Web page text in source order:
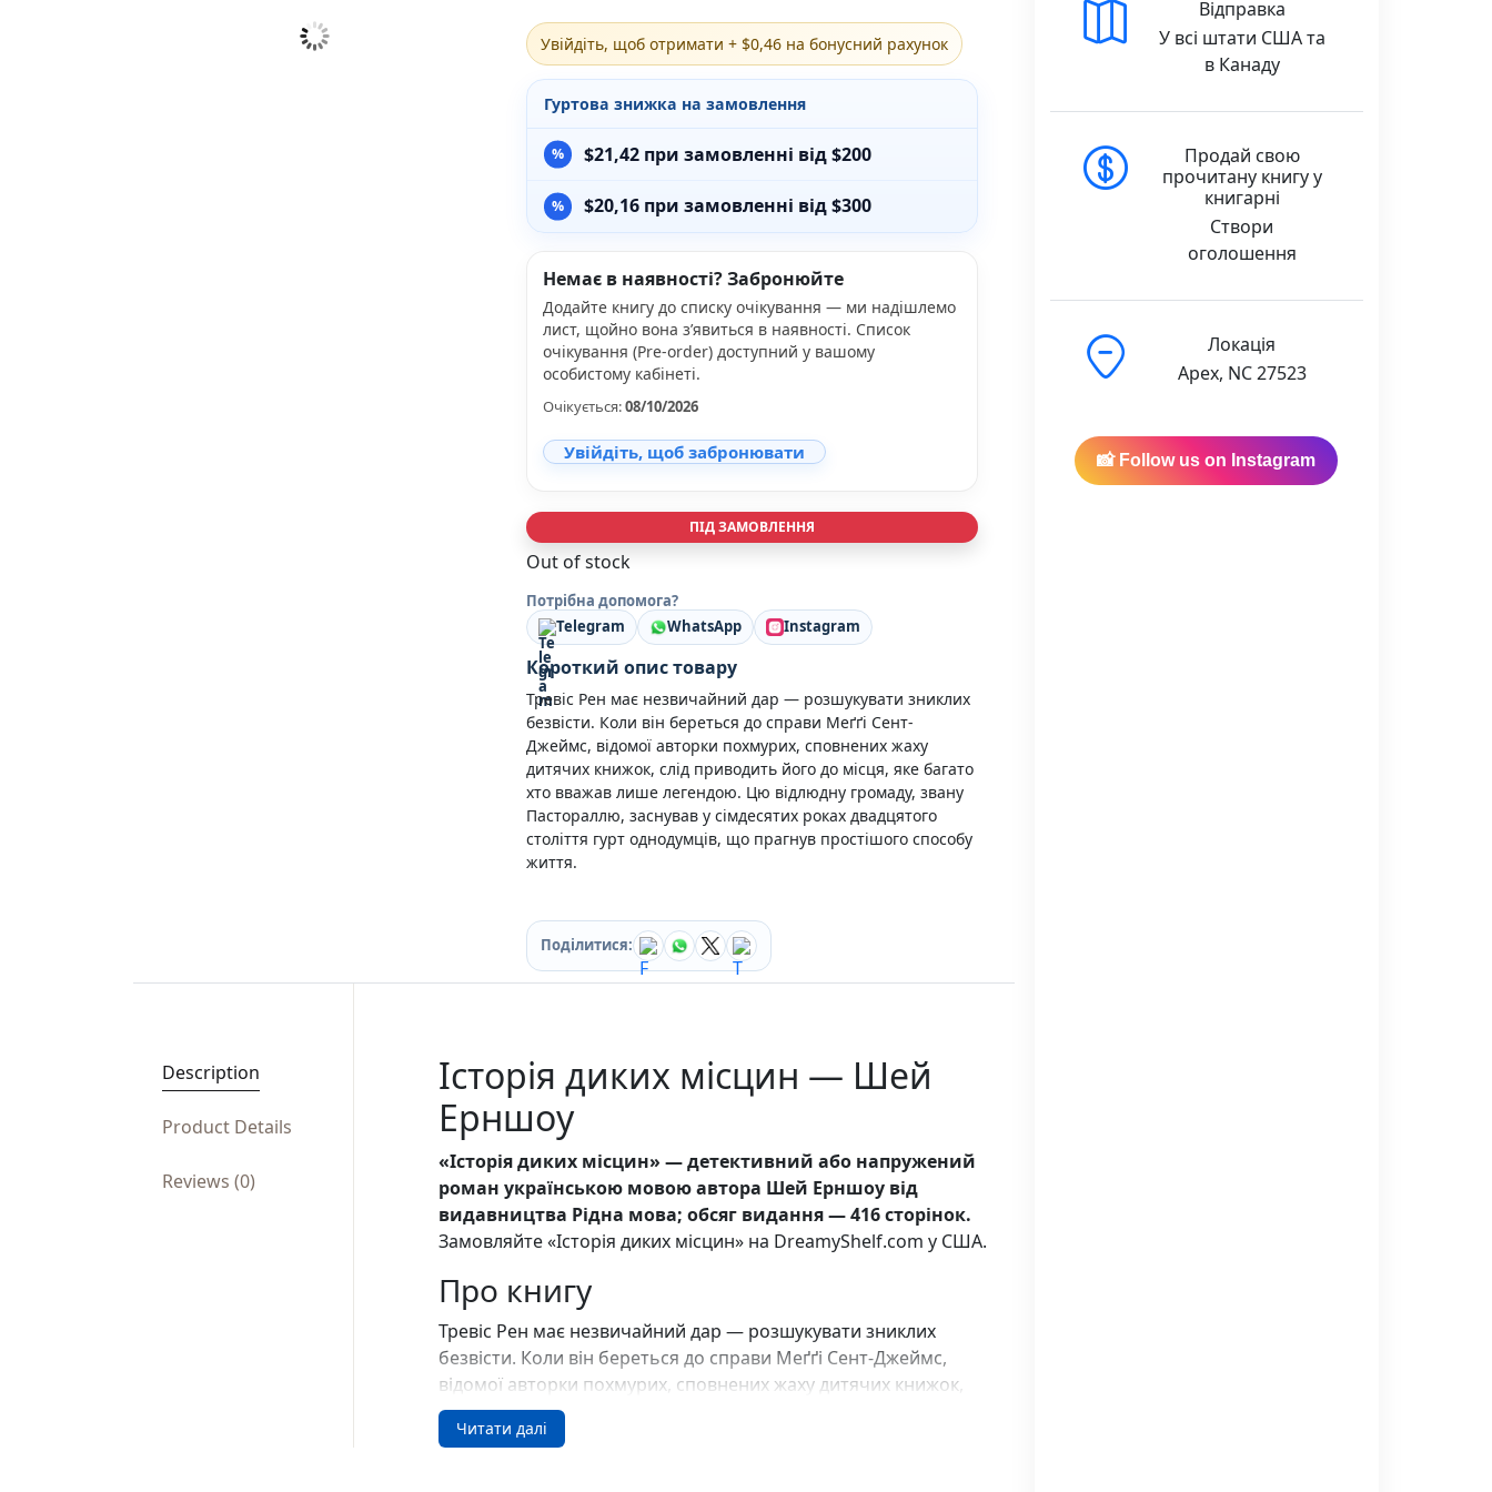
Різдвяно-зимові
На День Валентина
Книги для дорослих
Українська класика
Світова класика
Проза
Поезія та драматургія
Романи
Фантастика та фентезі
Жахи та трилери
Саморозвиток, мотивація, філософія
Бізнес Менеджмент Фінанси
Історія Наука Політологія
Батьківство та виховання
Книги про Україну
Біографічні твори
Біблії
Кулінарія
Ігри для дорослих
Зарубіжні письменники
Книги для дітей
Картонні книги для найменших
Віммельбухи
Казки Вірші Оповідання
Книги з наліпками
Вчимося читати
Прописи для дітей
Багаторазові прописи / Книги на липучках
Книги для першого читання
Самостійне читання (6+)
Книги для читання 10+
Навчальні книги
Розвивальні та пізнавальні книги
Книги про Україну
Пазли
Каталог авторів
Love story mood: підбірка книжок для неї
Подарунок для нього
Біографії що надихають
Історії сильних жінок
Розпродаж пошкоджених книг
Вживані книги
Подарункові книги
Сучасна українська проза
Увійдіть, щоб отримати + $0,46 на бонусний рахунок
Гуртова знижка на замовлення
$21,42при замовленні від $200
$20,16при замовленні від $300
Немає в наявності? Забронюйте
Додайте книгу до списку очікування — ми надішлемо
лист, щойно вона з’явиться в наявності. Список
очікування (Pre-order) доступний у вашому
особистому кабінеті.
Очікується:08/10/2026
Увійдіть, щоб забронювати
ПІД ЗАМОВЛЕННЯ
Out of stock
Потрібна допомога?
Telegram
WhatsApp Instagram
Короткий опис товару
Тревіс Рен має незвичайний дар — розшукувати зниклих
безвісти. Коли він береться до справи Меґґі Сент-
Джеймс, відомої авторки похмурих, сповнених жаху
дитячих книжок, слід приводить його до місця, яке багато
хто вважав лише легендою. Цю відлюдну громаду, звану
Пастораллю, заснував у сімдесятих роках двадцятого
століття гурт однодумців, що прагнув простішого способу
життя.
Поділитися:
Description
Product Details
Reviews (0)
Історія диких місцин — Шей
Ерншоу
«Історія диких місцин» — детективний або напружений
роман українською мовою автора Шей Ерншоу від
видавництва Рідна мова; обсяг видання — 416 сторінок.
Замовляйте «Історія диких місцин» на DreamyShelf.com у США.
Про книгу
Тревіс Рен має незвичайний дар — розшукувати зниклих
безвісти. Коли він береться до справи Меґґі Сент-Джеймс,
відомої авторки похмурих, сповнених жаху дитячих книжок,
слід приводить його до місця, яке багато хто вважав лише
легендою. Цю відлюдну громаду, звану Пастораллю, заснував
Читати далі
Відправка
У всі штати США та
в Канаду
Продай свою
прочитану книгу у
книгарні
Створи
оголошення
Локація
Apex, NC 27523
📸 Follow us on Instagram